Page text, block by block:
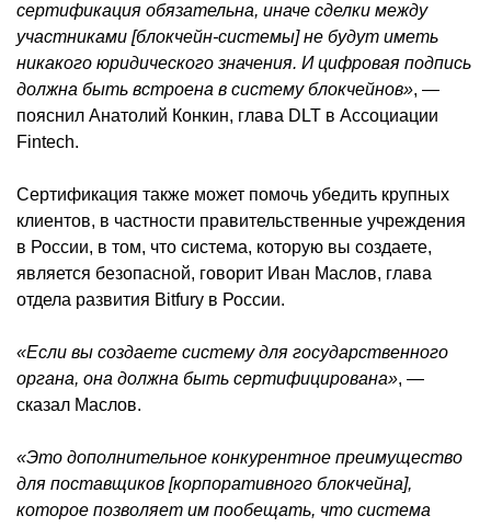
сертификация обязательна, иначе сделки между
участниками [блокчейн-системы] не будут иметь
никакого юридического значения. И цифровая подпись
должна быть встроена в систему блокчейнов», —
пояснил Анатолий Конкин, глава DLT в Ассоциации
Fintech.
Сертификация также может помочь убедить крупных
клиентов, в частности правительственные учреждения
в России, в том, что система, которую вы создаете,
является безопасной, говорит Иван Маслов, глава
отдела развития Bitfury в России.
«Если вы создаете систему для государственного
органа, она должна быть сертифицирована», —
сказал Маслов.
«Это дополнительное конкурентное преимущество
для поставщиков [корпоративного блокчейна],
которое позволяет им пообещать, что система